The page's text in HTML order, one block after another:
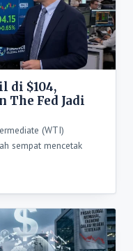
di $104,
The Fed Jadi
(WTI)
sempat mencetak